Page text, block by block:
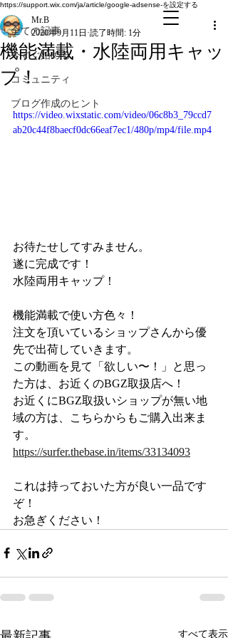
https://support.wix.com/ja/article/google-adsense-を設定する
全ての記事
今すぐ始める
コミュニティ
ブログ作成のヒント
機能満載・水陸両用キャッ
プ！
Mr.B
2020年9月11日 読了時間: 1分
https://video.wixstatic.com/video/06c8b3_79ccd7
ab20c44f8baecf0dc66eaf7ec1/480p/mp4/file.mp4
お待たせしてすみません。
遂に完成です！
水陸両用キャップ！
機能満載で使い方色々！
注文を頂いているショップさんから優
先で出荷していきます。
この動画を見て「欲しい〜！」と思っ
た方は、お近くのBGZ取扱店へ！
お近くにBGZ取扱いショップが無い地
域の方は、こちらからもご購入出来ま
す。
https://surfer.thebase.in/items/33134093
これは持っておいた方が良い一品です
ぞ！
お急ぎください！
すべて表示